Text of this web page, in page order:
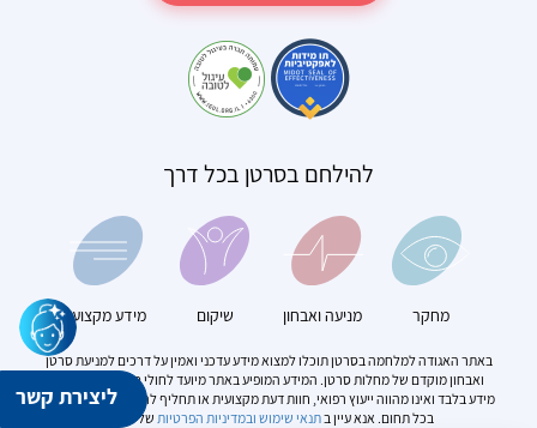
באתר האגודה למלחמה בסרטן תוכלו למצוא מידע עדכני ואמין על דרכים למניעת סרטן
ואבחון מוקדם של מחלות סרטן. המידע המופיע באתר מיועד לחולי סרטן. הוא מספק
מידע בלבד ואינו מהווה ייעוץ רפואי, חוות דעת מקצועית או תחליף להתייעצות עם מומחה
בכל תחום. אנא עיין בתנאי שימוש ובמדיניות הפרטיות של האתר
להילחם בסרטן בכל דרך
מחקר מניעה ואבחון שיקום מידע מקצועי
ליצירת קשר